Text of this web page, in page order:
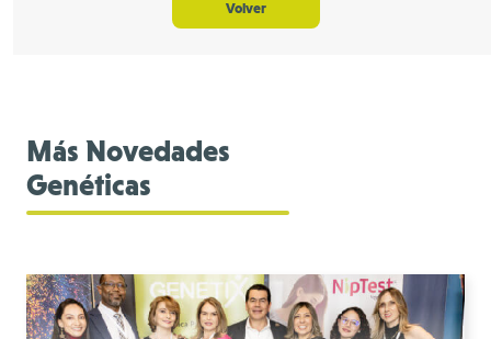
Volver
Más Novedades
Genéticas